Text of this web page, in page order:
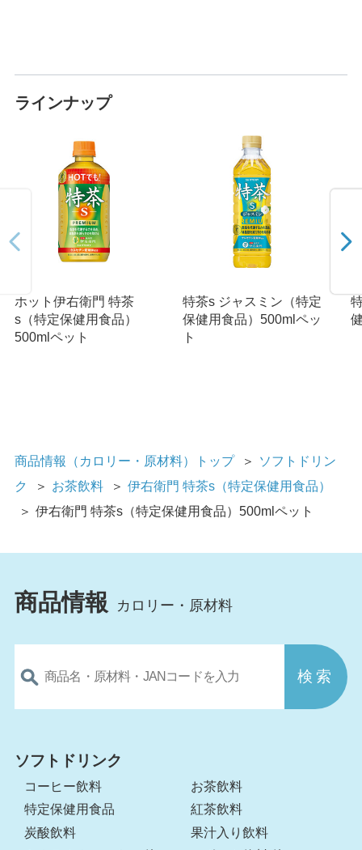
ラインナップ
ホット伊右衛門 特茶
s（特定保健用食品）
500mlペット
特茶s ジャスミン（特定
保健用食品）500mlペッ
ト
商品情報（カロリー・原材料）トップ ＞
ソフトドリン
ク
＞ お茶飲料 ＞ 伊右衛門 特茶s（特定保健用食品）
＞ 伊右衛門 特茶s（特定保健用食品）500mlペット
商品情報 カロリー・原材料
ソフトドリンク
コーヒー飲料
お茶飲料
特定保健用食品
紅茶飲料
炭酸飲料
果汁入り飲料